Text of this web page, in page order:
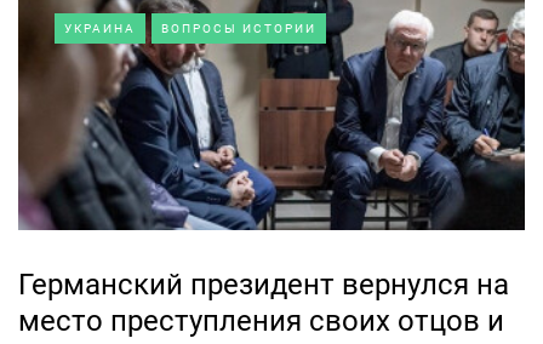
УКРАИНА ВОПРОСЫ ИСТОРИИ
Германский президент вернулся на
место преступления своих отцов и